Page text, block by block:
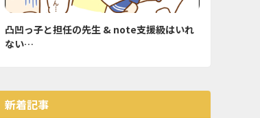
凸凹っ子と担任の先生 & note支援級はいれ
ない…
新着記事